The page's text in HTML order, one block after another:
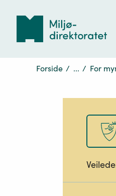
Forside / ... / For